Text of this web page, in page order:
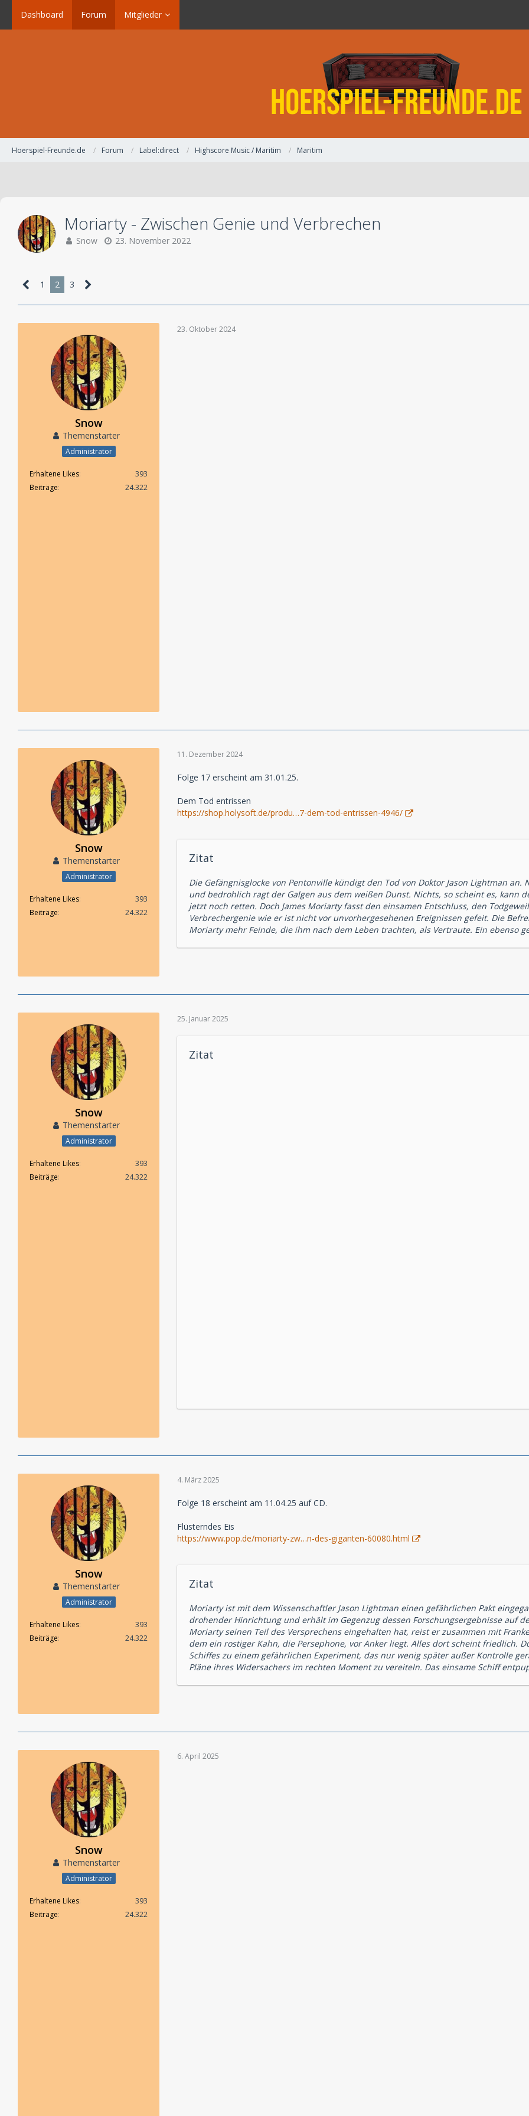
Dashboard Forum Mitglieder
Hoerspiel-Freunde.de Forum Label:direct Highscore Music / Maritim Maritim
Moriarty - Zwischen Genie und Verbrechen
Snow 23. November 2022
1 2 3
Snow
Themenstarter
Administrator
Erhaltene Likes
393
Beiträge
24.322
23. Oktober 2024
Snow
Themenstarter
Administrator
Erhaltene Likes
393
Beiträge
24.322
11. Dezember 2024
Folge 17 erscheint am 31.01.25.
Dem Tod entrissen
https://shop.holysoft.de/produ…7-dem-tod-entrissen-4946/
Zitat
Die Gefängnisglocke von Pentonville kündigt den Tod von Doktor Jason Lightman
und bedrohlich ragt der Galgen aus dem weißen Dunst. Nichts, so scheint es, kann
jetzt noch retten. Doch James Moriarty fasst den einsamen Entschluss, den
Verbrechergenie wie er ist nicht vor unvorhergesehenen Ereignissen gefeit. Die
Moriarty mehr Feinde, die ihm nach dem Leben trachten, als Vertraute. Ein ebenso
Snow
Themenstarter
Administrator
Erhaltene Likes
393
Beiträge
24.322
25. Januar 2025
Zitat
Snow
Themenstarter
Administrator
Erhaltene Likes
393
Beiträge
24.322
4. März 2025
Folge 18 erscheint am 11.04.25 auf CD.
Flüsterndes Eis
https://www.pop.de/moriarty-zw…n-des-giganten-60080.html
Zitat
Moriarty ist mit dem Wissenschaftler Jason Lightman einen gefährlichen Pakt
drohender Hinrichtung und erhält im Gegenzug dessen Forschungsergebnisse auf
Moriarty seinen Teil des Versprechens eingehalten hat, reist er zusammen mit
dem ein rostiger Kahn, die Persephone, vor Anker liegt. Alles dort scheint friedlich.
Schiffes zu einem gefährlichen Experiment, das nur wenig später außer Kontrolle
Pläne ihres Widersachers im rechten Moment zu vereiteln. Das einsame Schiff
Snow
Themenstarter
Administrator
Erhaltene Likes
393
Beiträge
24.322
6. April 2025